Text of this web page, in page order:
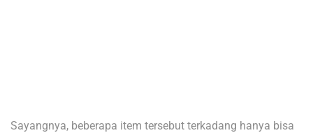
Sayangnya, beberapa item tersebut terkadang hanya bisa